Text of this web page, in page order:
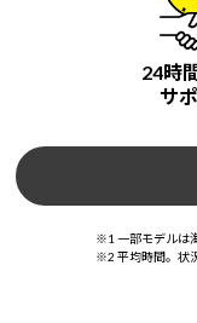
24時
サ
※1 一部モデルは
※2 平均時間。状